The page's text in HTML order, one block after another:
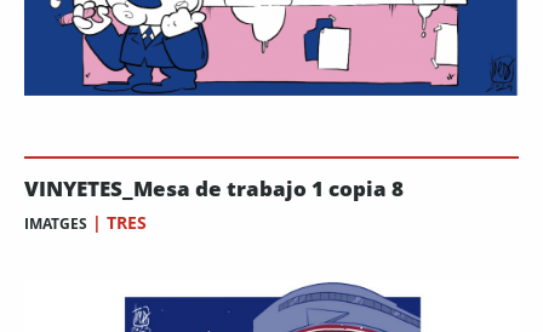
VINYETES_Mesa de trabajo 1 copia 8
IMATGES | TRES